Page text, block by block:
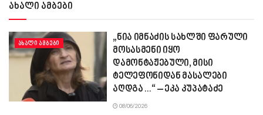
ახალი ამბები
ᲐᲮᲐᲚᲘ ᲐᲛᲑᲔᲑᲘ
„ნია იმნაძის სახლში ფარული
მოსასმენი იყო
დამონტაჟებული, მისი
ტელეფონიდან მასალები
აღდგა…“ – ეკა კუპატაძე
08/06/2026